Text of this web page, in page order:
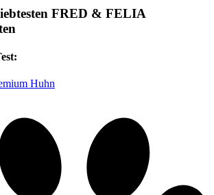
FRED & FELIA
Huhn